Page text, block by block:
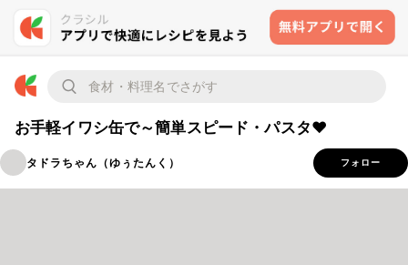
お手軽イワシ缶で～簡単スピード・パスタ❤
タドラちゃん（ゆぅたんく） フォロー